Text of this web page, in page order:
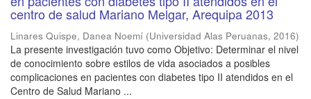
centro de salud Mariano Melgar, Arequipa 2013
Linares Quispe, Danea Noemí (Universidad Alas Peruanas, 2016)
La presente investigación tuvo como Objetivo: Determinar el nivel
de conocimiento sobre estilos de vida asociados a posibles
complicaciones en pacientes con diabetes tipo II atendidos en el
Centro de Salud Mariano ...